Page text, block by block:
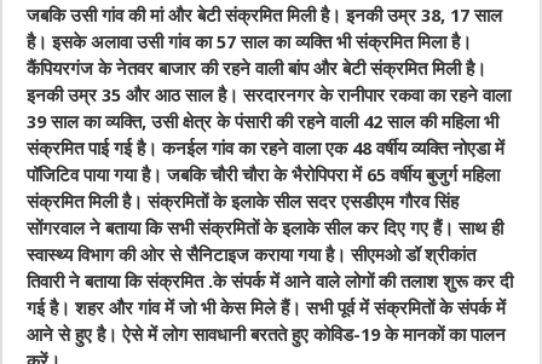
जबकि उसी गांव की मां और बेटी संक्रमित मिली है। इनकी उम्र 38, 17 साल
है। इसके अलावा उसी गांव का 57 साल का व्यक्ति भी संक्रमित मिला है।
कैंपियरगंज के नेतवर बाजार की रहने वाली बांप और बेटी संक्रमित मिली है।
इनकी उम्र 35 और आठ साल है। सरदारनगर के रानीपार रकवा का रहने वाला
39 साल का व्यक्ति, उसी क्षेत्र के पंसारी की रहने वाली 42 साल की महिला भी
संक्रमित पाई गई है। कनईल गांव का रहने वाला एक 48 वर्षीय व्यक्ति नोएडा में
पॉजिटिव पाया गया है। जबकि चौरी चौरा के भैरोपिपरा में 65 वर्षीय बुजुर्ग महिला
संक्रमित मिली है। संक्रमितों के इलाके सील सदर एसडीएम गौरव सिंह
सोंगरवाल ने बताया कि सभी संक्रमितों के इलाके सील कर दिए गए हैं। साथ ही
स्वास्थ्य विभाग की ओर से सैनिटाइज कराया गया है। सीएमओ डॉ श्रीकांत
तिवारी ने बताया कि संक्रमित .के संपर्क में आने वाले लोगों की तलाश शुरू कर दी
गई है। शहर और गांव में जो भी केस मिले हैं। सभी पूर्व में संक्रमितों के संपर्क में
आने से हुए है। ऐसे में लोग सावधानी बरतते हुए कोविड-19 के मानकों का पालन